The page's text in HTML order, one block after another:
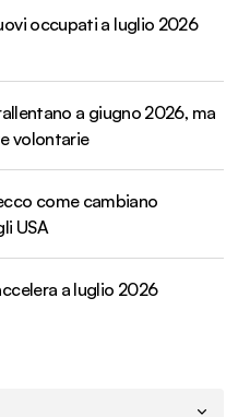
occupati a luglio 2026
a giugno 2026, ma
volontarie
come cambiano
USA
a luglio 2026